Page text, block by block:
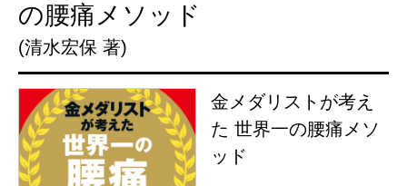
の腰痛メソッド
(清水宏保 著)
金メダリストが考え
た 世界一の腰痛メソ
ッド